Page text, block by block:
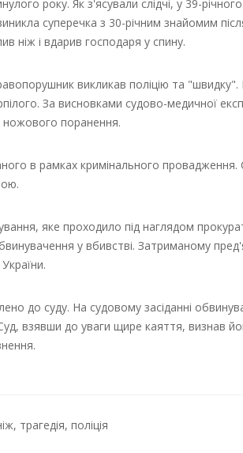
року. Як з'ясували слідчі, у 39-
суперечка з 30-річним знайомим
ніж і вдарив господаря у спину.
викликав поліцію та
За висновками судово-медичної
ножового поранення.
в рамках кримінального
яке проходило під наглядом
у вбивстві. Затриманому
до суду. На судовому засіданні
взявши до уваги щире каяття, визнав
, трагедія, поліція